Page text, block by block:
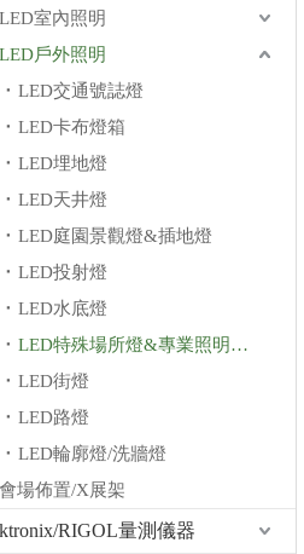
LED室內照明
LED戶外照明
LED交通號誌燈
LED卡布燈箱
LED埋地燈
LED天井燈
LED庭園景觀燈&插地燈
LED投射燈
LED水底燈
LED特殊場所燈&專業照明燈/其他
LED街燈
LED路燈
LED輪廓燈/洗牆燈
會場佈置/X展架
RIGOL量測儀器